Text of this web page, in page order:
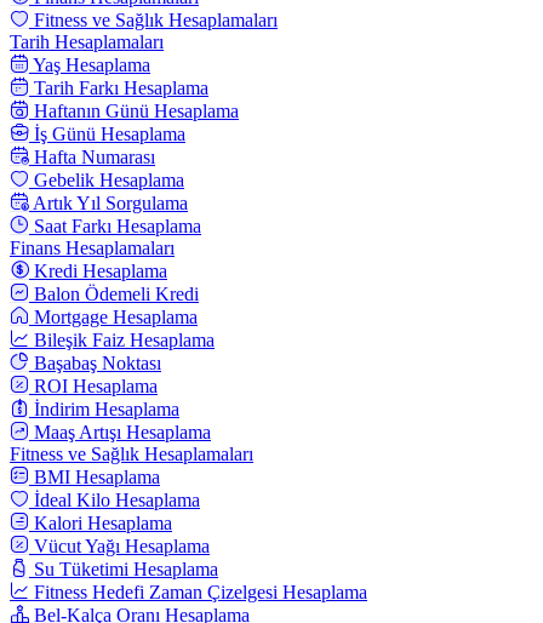
Fitness ve Sağlık Hesaplamaları
Tarih Hesaplamaları
Yaş Hesaplama
Tarih Farkı Hesaplama
Haftanın Günü Hesaplama
İş Günü Hesaplama
Hafta Numarası
Gebelik Hesaplama
Artık Yıl Sorgulama
Saat Farkı Hesaplama
Finans Hesaplamaları
Kredi Hesaplama
Balon Ödemeli Kredi
Mortgage Hesaplama
Bileşik Faiz Hesaplama
Başabaş Noktası
ROI Hesaplama
İndirim Hesaplama
Maaş Artışı Hesaplama
Fitness ve Sağlık Hesaplamaları
BMI Hesaplama
İdeal Kilo Hesaplama
Kalori Hesaplama
Vücut Yağı Hesaplama
Su Tüketimi Hesaplama
Fitness Hedefi Zaman Çizelgesi Hesaplama
Bel-Kalça Oranı Hesaplama